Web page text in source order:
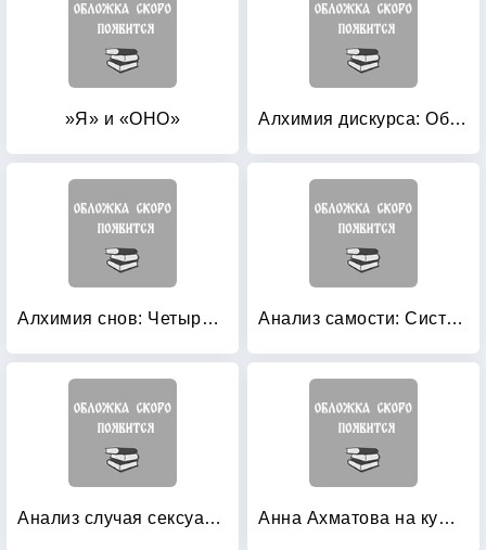
»Я» и «ОНО» Алхимия дискурса: Образ, звук и психическое
Алхимия снов: Четыре архетипа Анализ самости: Систематический подход к лечению нарциссических нарушений личности
Анализ случая сексуального расстройства Анна Ахматова на кушетке